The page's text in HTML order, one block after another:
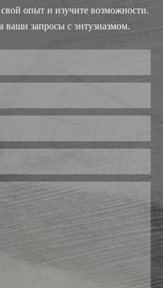
опыт и изучите возможности.
ваши запросы с энтузиазмом.